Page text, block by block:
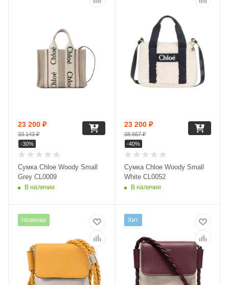
Сумка Chloe Woody Small
Grey CL0009
В наличии
23 200 ₽
33 143₽
-30%
Сумка Chloe Woody Small
White CL0052
В наличии
23 200₽
38 667₽
-40%
Новинка Хит